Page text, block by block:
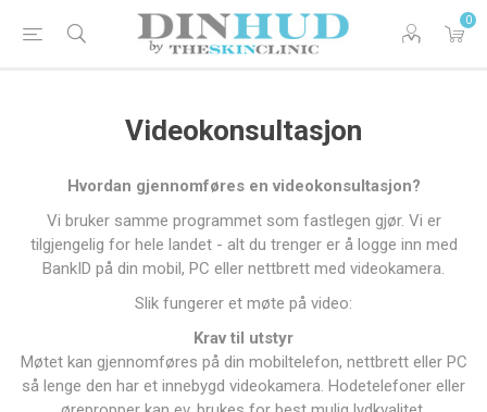
0
Videokonsultasjon
Hvordan gjennomføres en videokonsultasjon?
Vi bruker samme programmet som fastlegen gjør. Vi er
tilgjengelig for hele landet - alt du trenger er å logge inn med
BankID på din mobil, PC eller nettbrett med videokamera.
Slik fungerer et møte på video:
Krav til utstyr
Møtet kan gjennomføres på din mobiltelefon, nettbrett eller PC
så lenge den har et innebygd videokamera. Hodetelefoner eller